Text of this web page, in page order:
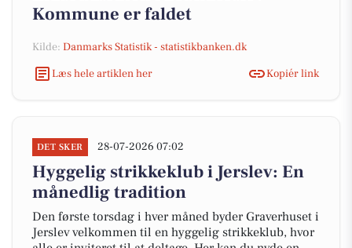
Kommune er faldet
Kilde: Danmarks Statistik - statistikbanken.dk
Læs hele artiklen her
Kopiér link
DET SKER 28-07-2026 07:02
Hyggelig strikkeklub i Jerslev: En
månedlig tradition
Den første torsdag i hver måned byder Graverhuset i
Jerslev velkommen til en hyggelig strikkeklub, hvor